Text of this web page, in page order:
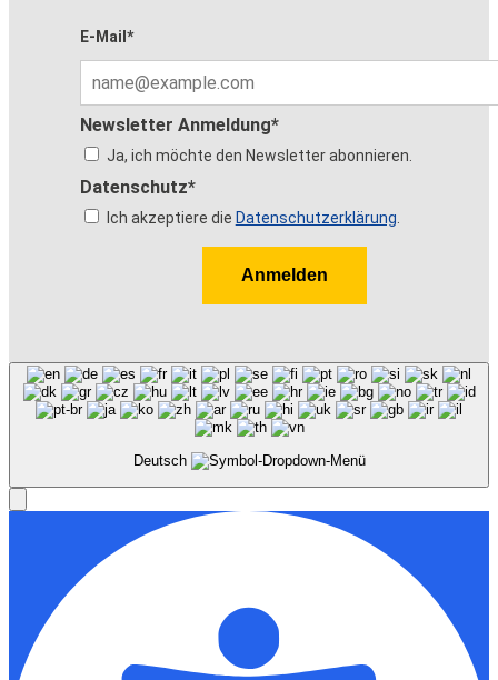
E-Mail*
Newsletter Anmeldung*
Ja, ich möchte den Newsletter abonnieren.
Datenschutz*
Ich akzeptiere die Datenschutzerklärung
Anmelden
Deutsch